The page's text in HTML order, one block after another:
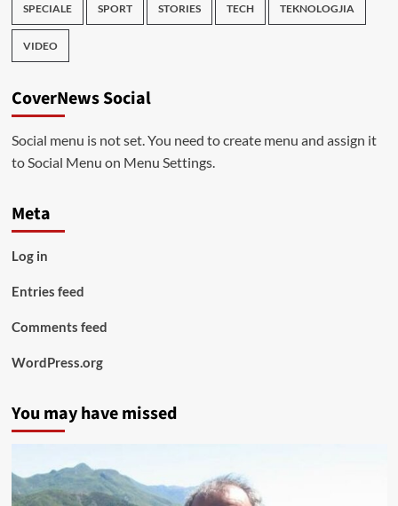
SPECIALE SPORT STORIES TECH TEKNOLOGJIA
VIDEO
CoverNews Social
Social menu is not set. You need to create menu and assign it
to Social Menu on Menu Settings.
Meta
Log in
Entries feed
Comments feed
WordPress.org
You may have missed